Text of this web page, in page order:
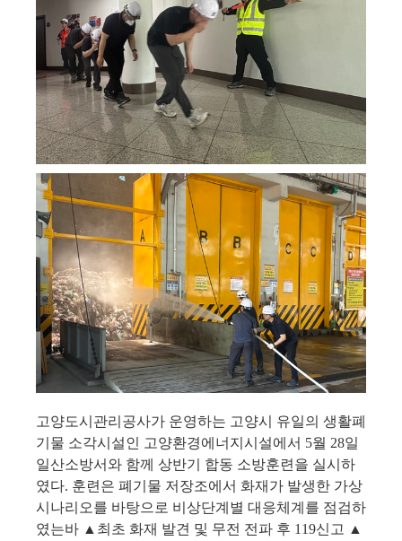
고양도시관리공사가 운영하는 고양시 유일의 생활폐
기물 소각시설인 고양환경에너지시설에서 5월 28일
일산소방서와 함께 상반기 합동 소방훈련을 실시하
였다. 훈련은 폐기물 저장조에서 화재가 발생한 가상
시나리오를 바탕으로 비상단계별 대응체계를 점검하
였는바 ▲ 최초 화재 발견 및 무전 전파 후 119신고 ▲